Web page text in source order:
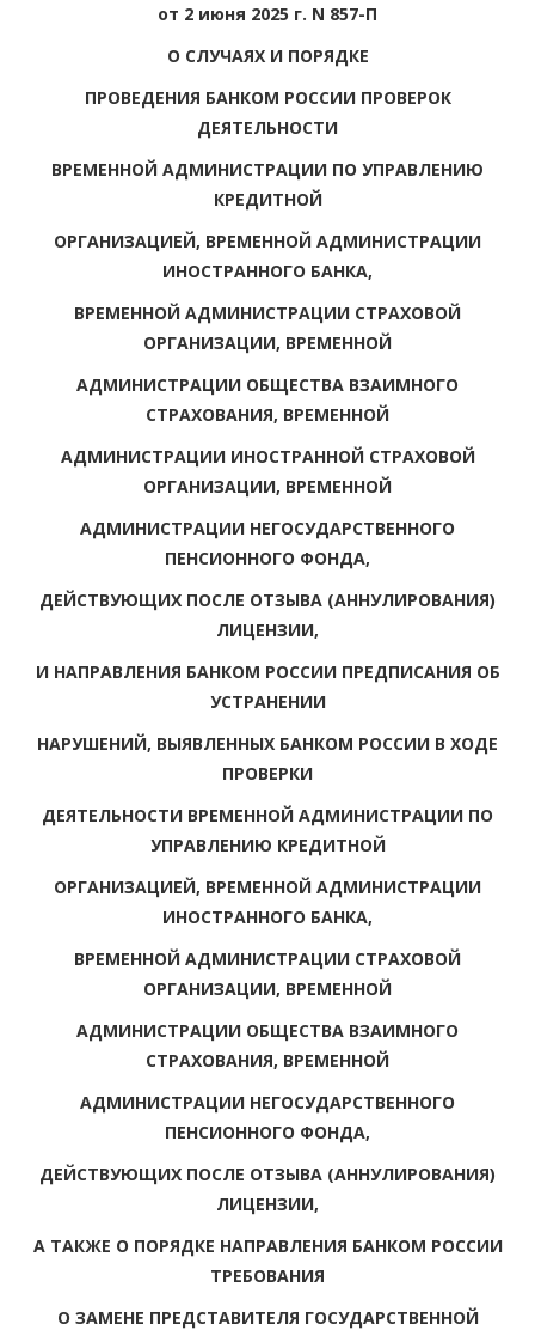
от 2 июня 2025 г. N 857-П
О СЛУЧАЯХ И ПОРЯДКЕ
ПРОВЕДЕНИЯ БАНКОМ РОССИИ ПРОВЕРОК
ДЕЯТЕЛЬНОСТИ
ВРЕМЕННОЙ АДМИНИСТРАЦИИ ПО УПРАВЛЕНИЮ
КРЕДИТНОЙ
ОРГАНИЗАЦИЕЙ, ВРЕМЕННОЙ АДМИНИСТРАЦИИ
ИНОСТРАННОГО БАНКА,
ВРЕМЕННОЙ АДМИНИСТРАЦИИ СТРАХОВОЙ
ОРГАНИЗАЦИИ, ВРЕМЕННОЙ
АДМИНИСТРАЦИИ ОБЩЕСТВА ВЗАИМНОГО
СТРАХОВАНИЯ, ВРЕМЕННОЙ
АДМИНИСТРАЦИИ ИНОСТРАННОЙ СТРАХОВОЙ
ОРГАНИЗАЦИИ, ВРЕМЕННОЙ
АДМИНИСТРАЦИИ НЕГОСУДАРСТВЕННОГО
ПЕНСИОННОГО ФОНДА,
ДЕЙСТВУЮЩИХ ПОСЛЕ ОТЗЫВА (АННУЛИРОВАНИЯ)
ЛИЦЕНЗИИ,
И НАПРАВЛЕНИЯ БАНКОМ РОССИИ ПРЕДПИСАНИЯ ОБ
УСТРАНЕНИИ
НАРУШЕНИЙ, ВЫЯВЛЕННЫХ БАНКОМ РОССИИ В ХОДЕ
ПРОВЕРКИ
ДЕЯТЕЛЬНОСТИ ВРЕМЕННОЙ АДМИНИСТРАЦИИ ПО
УПРАВЛЕНИЮ КРЕДИТНОЙ
ОРГАНИЗАЦИЕЙ, ВРЕМЕННОЙ АДМИНИСТРАЦИИ
ИНОСТРАННОГО БАНКА,
ВРЕМЕННОЙ АДМИНИСТРАЦИИ СТРАХОВОЙ
ОРГАНИЗАЦИИ, ВРЕМЕННОЙ
АДМИНИСТРАЦИИ ОБЩЕСТВА ВЗАИМНОГО
СТРАХОВАНИЯ, ВРЕМЕННОЙ
АДМИНИСТРАЦИИ НЕГОСУДАРСТВЕННОГО
ПЕНСИОННОГО ФОНДА,
ДЕЙСТВУЮЩИХ ПОСЛЕ ОТЗЫВА (АННУЛИРОВАНИЯ)
ЛИЦЕНЗИИ,
А ТАКЖЕ О ПОРЯДКЕ НАПРАВЛЕНИЯ БАНКОМ РОССИИ
ТРЕБОВАНИЯ
О ЗАМЕНЕ ПРЕДСТАВИТЕЛЯ ГОСУДАРСТВЕННОЙ